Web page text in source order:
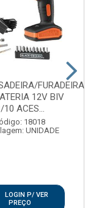
FURADEIRA
12V BIV
10 ACES...
18018
UNIDADE
LOGIN P/ VER
PREÇO